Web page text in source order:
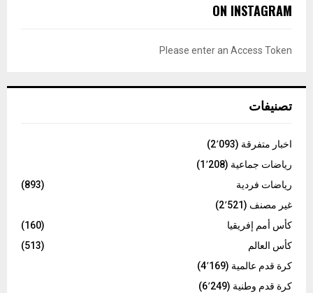
h
C
ON INSTAGRAM
Please enter an Access Token
تصنيفات
اخبار متفرقة (2٬093)
رياضات جماعية (1٬208)
رياضات فردية
(893)
غير مصنف (2٬521)
كأس أمم إفريقيا
(160)
كأس العالم
(513)
كرة قدم عالمية (4٬169)
كرة قدم وطنية (6٬249)